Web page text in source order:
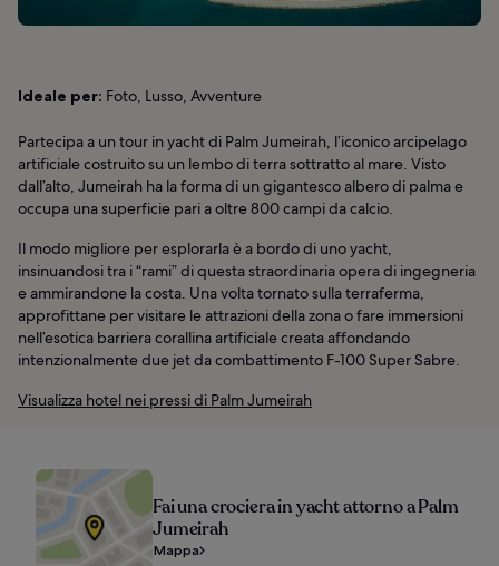
Ideale per: Foto, Lusso, Avventure
Partecipa a un tour in yacht di Palm Jumeirah, l’iconico arcipelago
artificiale costruito su un lembo di terra sottratto al mare. Visto
dall’alto, Jumeirah ha la forma di un gigantesco albero di palma e
occupa una superficie pari a oltre 800 campi da calcio.
Il modo migliore per esplorarla è a bordo di uno yacht,
insinuandosi tra i “rami” di questa straordinaria opera di ingegneria
e ammirandone la costa. Una volta tornato sulla terraferma,
approfittane per visitare le attrazioni della zona o fare immersioni
nell’esotica barriera corallina artificiale creata affondando
intenzionalmente due jet da combattimento F-100 Super Sabre.
Visualizza hotel nei pressi di Palm Jumeirah
Fai una crociera in yacht attorno a Palm
Jumeirah
Mappa